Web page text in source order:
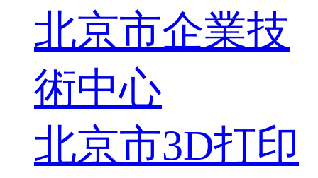
北京市企業技
術中心
北京市3D打印